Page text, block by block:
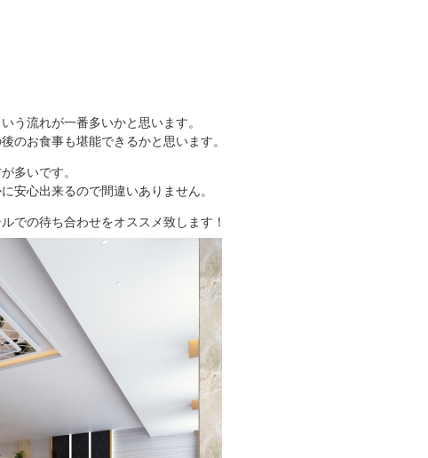
う流れが一番多いかと思います。
のお食事も堪能できるかと思います。
多いです。
安心出来るので間違いありません。
での待ち合わせをオススメ致します！